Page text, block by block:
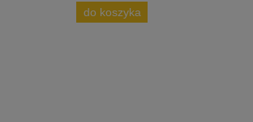
do koszyka